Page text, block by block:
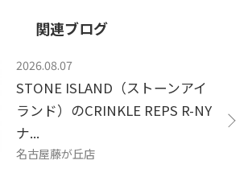
関連ブログ
2026.08.07
STONE ISLAND（ストーンアイ
ランド）のCRINKLE REPS R-NY
ナ...
名古屋藤が丘店